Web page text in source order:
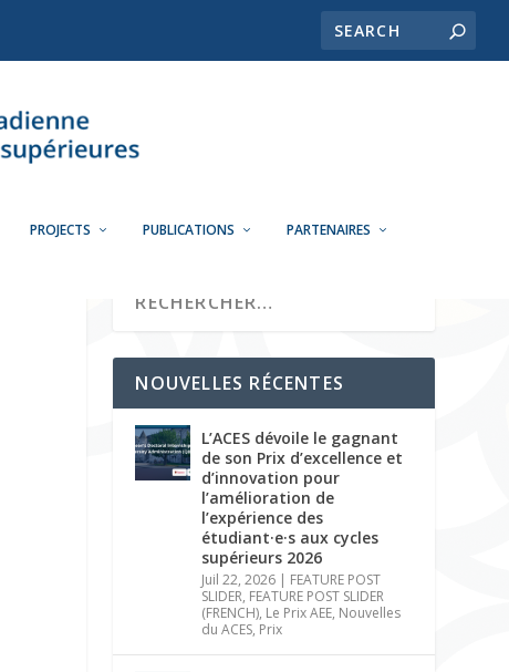
PROJECTS PUBLICATIONS PARTENAIRES
NOUVELLES RÉCENTES
L’ACES dévoile le gagnant
de son Prix d’excellence et
d’innovation pour
l’amélioration de
l’expérience des
étudiant·e·s aux cycles
supérieurs 2026
Juil 22, 2026 | FEATURE POST
SLIDER, FEATURE POST SLIDER
(FRENCH), Le Prix AEE, Nouvelles
du ACES, Prix